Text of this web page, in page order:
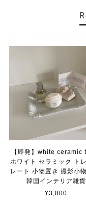
【即発】white ceramic
ホワイト セラミック ト
レート 小物置き 撮影小
韓国インテリア雑貨
¥3,800